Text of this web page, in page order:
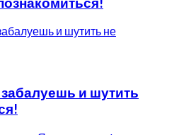
и шутить